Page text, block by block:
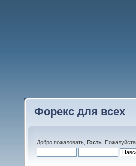
Форекс для всех
Добро пожаловать, Гость . Пожалуйста,